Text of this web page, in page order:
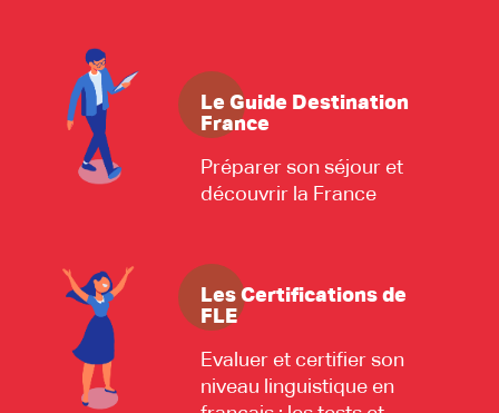
Le Guide Destination
France
Préparer son séjour et
découvrir la France
Les Certifications de
FLE
Evaluer et certifier son
niveau linguistique en